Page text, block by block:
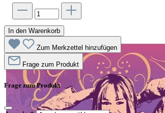
In den Warenkorb
Zum Merkzettel hinzufügen
Frage zum Produkt
Frage zum Produkt